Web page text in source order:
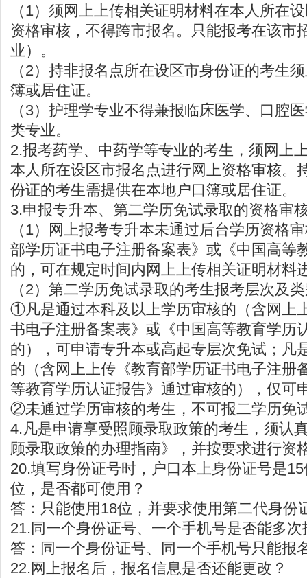
（1）须网上上传相关证明材料在本人所在
资格审核，不得跨市报名。只能报考在该市
业）。
（2）持非报名点所在设区市身份证的考生
簿或居住证。
（3）护理学专业不得兼报临床医学、口腔
类专业。
2.报考药学、中药学等专业的考生，须网上
本人所在设区市报名点进行网上资格审核。
份证的考生需提供在本地户口簿或居住证。
3.申报专升本、第二学历免试录取的资格审
（1）网上报考专升本未通过后台学历资格
部学历证书电子注册备案表》或《中国高等
的，可在规定时间内网上上传相关证明材料
（2）第二学历免试录取的考生报考层次及
①凡是通过本科及以上学历审核的（含网上
书电子注册备案表》或《中国高等教育学历
的），可申请专升本或高起专层次免试；凡
的（含网上上传《教育部学历证书电子注册
等教育学历认证报告》通过审核的），仅可
②未通过学历审核的考生，不可报二学历免
4.凡是申请享受照顾录取政策的考生，须认
顾录取政策的办理指南》，并按要求进行资
20.填写身份证号时，户口本上身份证号是
位，是否都可使用？
答：只能使用18位，并要求使用第二代身份
21.同一个身份证号、一个手机号是否能多次
答：同一个身份证号、同一个手机号只能报
22.网上报名后，报名信息是否还能更改？